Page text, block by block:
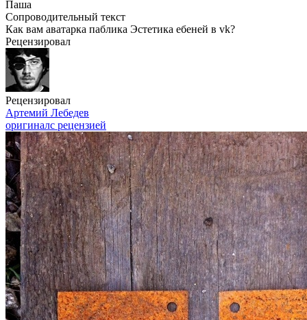
Паша
Сопроводительный текст
Как вам аватарка паблика Эстетика ебеней в vk?
Рецензировал
Рецензировал
Артемий Лебедев
оригиналс рецензией